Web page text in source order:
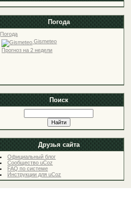
Погода
Погода
Gismeteo
Прогноз на 2 недели
Поиск
Друзья сайта
Официальный блог
Сообщество uCoz
FAQ по системе
Инструкции для uCoz